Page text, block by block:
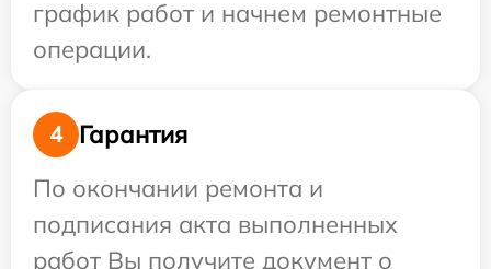
график работ и начнем ремонтные
операции.
4
Гарантия
По окончании ремонта и
подписания акта выполненных
работ Вы получите документ о